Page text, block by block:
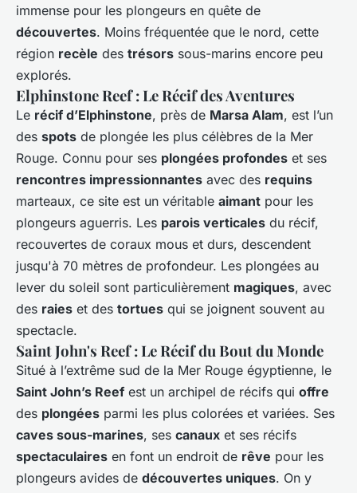
immense pour les plongeurs en quête de
découvertes. Moins fréquentée que le nord, cette
région recèle des trésors sous-marins encore peu
explorés.
Elphinstone Reef : Le Récif des Aventures
Le récif d’Elphinstone, près de Marsa Alam, est l’un
des spots de plongée les plus célèbres de la Mer
Rouge. Connu pour ses plongées profondes et ses
rencontres impressionnantes avec des requins
marteaux, ce site est un véritable aimant pour les
plongeurs aguerris. Les parois verticales du récif,
recouvertes de coraux mous et durs, descendent
jusqu'à 70 mètres de profondeur. Les plongées au
lever du soleil sont particulièrement magiques, avec
des raies et des tortues qui se joignent souvent au
spectacle.
Saint John's Reef : Le Récif du Bout du Monde
Situé à l’extrême sud de la Mer Rouge égyptienne, le
Saint John’s Reef est un archipel de récifs qui offre
des plongées parmi les plus colorées et variées. Ses
caves sous-marines, ses canaux et ses récifs
spectaculaires en font un endroit de rêve pour les
plongeurs avides de découvertes uniques. On y